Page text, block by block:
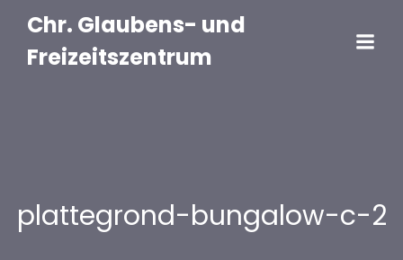
Chr. Glaubens- und
Freizeitszentrum
plattegrond-bungalow-c-2